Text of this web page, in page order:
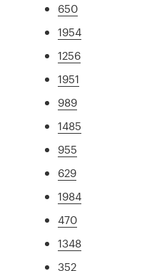
650
1954
1256
1951
989
1485
955
629
1984
470
1348
352